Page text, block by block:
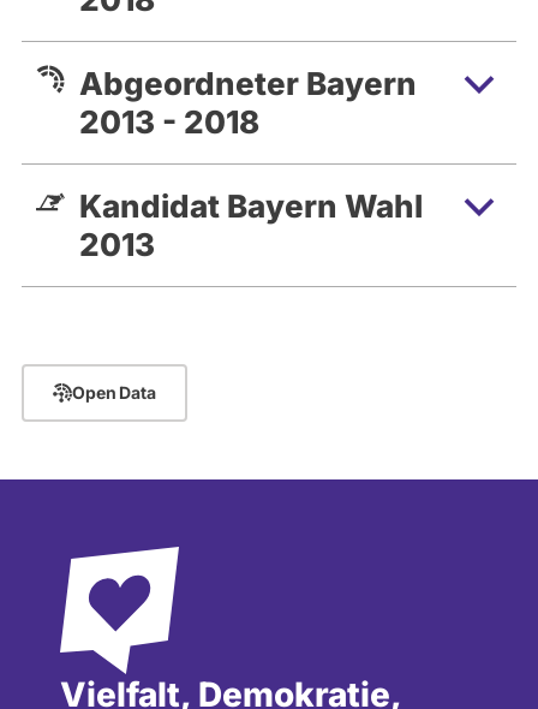
Abgeordneter Bayern
2013 - 2018
Kandidat Bayern Wahl
2013
Open Data
Vielfalt, Demokratie,